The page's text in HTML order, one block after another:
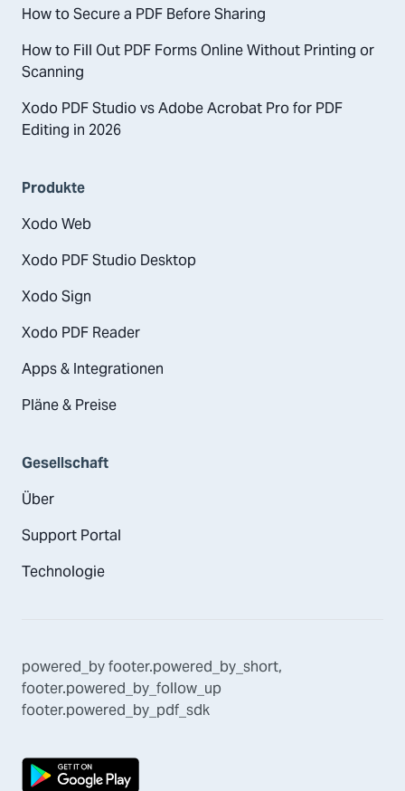
How to Secure a PDF Before Sharing
How to Fill Out PDF Forms Online Without Printing or
Scanning
Xodo PDF Studio vs Adobe Acrobat Pro for PDF
Editing in 2026
Produkte
Xodo Web
Xodo PDF Studio Desktop
Xodo Sign
Xodo PDF Reader
Apps & Integrationen
Pläne & Preise
Gesellschaft
Über
Support Portal
Technologie
powered_byfooter.powered_by_short,
footer.powered_by_follow_up
footer.powered_by_pdf_sdk